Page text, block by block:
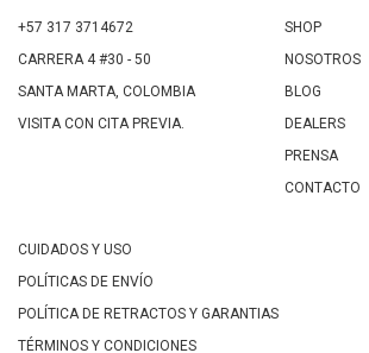
+57 317 3714672
CARRERA 4 #30 - 50
SANTA MARTA, COLOMBIA
VISITA CON CITA PREVIA.
SHOP
NOSOTROS
BLOG
DEALERS
PRENSA
CONTACTO
CUIDADOS Y USO
POLÍTICAS DE ENVÍO
POLÍTICA DE RETRACTOS Y GARANTIAS
TÉRMINOS Y CONDICIONES